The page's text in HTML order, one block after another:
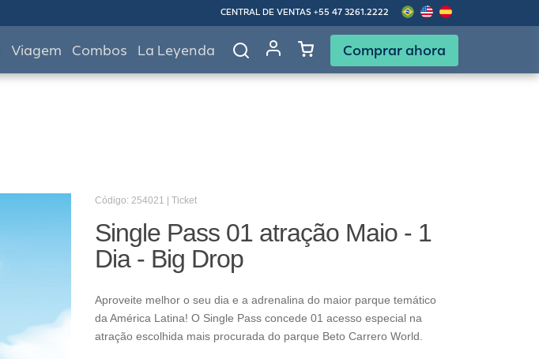
CENTRAL DE VENTAS +55 47 3261.2222
Viagem Combos La Leyenda Comprar ahora
Código: 254021 | Ticket
Single Pass 01 atração Maio - 1
Dia - Big Drop
Aproveite melhor o seu dia e a adrenalina do maior parque temático
da América Latina! O Single Pass concede 01 acesso especial na
atração escolhida mais procurada do parque Beto Carrero World.